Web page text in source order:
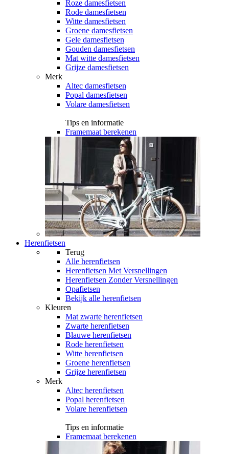
Roze damesfietsen
Rode damesfietsen
Witte damesfietsen
Groene damesfietsen
Gele damesfietsen
Gouden damesfietsen
Mat witte damesfietsen
Grijze damesfietsen
Merk
Altec damesfietsen
Popal damesfietsen
Volare damesfietsen
Tips en informatie
Framemaat berekenen
Herenfietsen
Terug
Alle herenfietsen
Herenfietsen Met Versnellingen
Herenfietsen Zonder Versnellingen
Opafietsen
Bekijk alle herenfietsen
Kleuren
Mat zwarte herenfietsen
Zwarte herenfietsen
Blauwe herenfietsen
Rode herenfietsen
Witte herenfietsen
Groene herenfietsen
Grijze herenfietsen
Merk
Altec herenfietsen
Popal herenfietsen
Volare herenfietsen
Tips en informatie
Framemaat berekenen